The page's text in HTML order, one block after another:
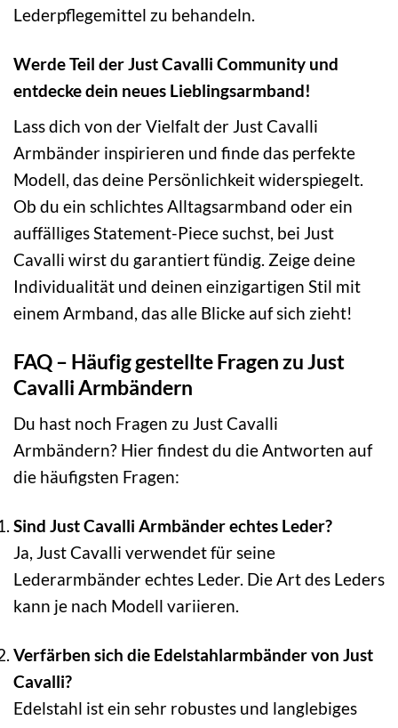
Lederpflegemittel zu behandeln.
Werde Teil der Just Cavalli Community und
entdecke dein neues Lieblingsarmband!
Lass dich von der Vielfalt der Just Cavalli
Armbänder inspirieren und finde das perfekte
Modell, das deine Persönlichkeit widerspiegelt.
Ob du ein schlichtes Alltagsarmband oder ein
auffälliges Statement-Piece suchst, bei Just
Cavalli wirst du garantiert fündig. Zeige deine
Individualität und deinen einzigartigen Stil mit
einem Armband, das alle Blicke auf sich zieht!
FAQ – Häufig gestellte Fragen zu Just
Cavalli Armbändern
Du hast noch Fragen zu Just Cavalli
Armbändern? Hier findest du die Antworten auf
die häufigsten Fragen:
Sind Just Cavalli Armbänder echtes Leder?
Ja, Just Cavalli verwendet für seine
Lederarmbänder echtes Leder. Die Art des Leders
kann je nach Modell variieren.
Verfärben sich die Edelstahlarmbänder von Just
Cavalli?
Edelstahl ist ein sehr robustes und langlebiges